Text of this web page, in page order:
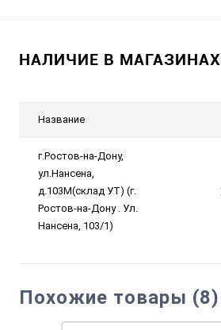
НАЛИЧИЕ В МАГАЗИНАХ
Название
г.Ростов-на-Дону,
ул.Нансена,
д.103М(склад УТ) (г.
Ростов-на-Дону . Ул.
Нансена, 103/1)
Похожие товары (8)